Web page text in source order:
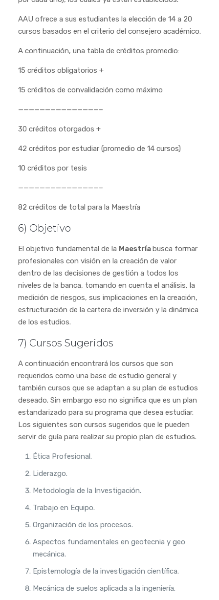
AAU ofrece a sus estudiantes la elección de 14 a 20
cursos basados en el criterio del consejero académico.
A continuación, una tabla de créditos promedio:
15 créditos obligatorios +
15 créditos de convalidación como máximo
———————————————–
30 créditos otorgados +
42 créditos por estudiar (promedio de 14 cursos)
10 créditos por tesis
———————————————–
82 créditos de total para la Maestría
6) Objetivo
El objetivo fundamental de la Maestríabusca formar
profesionales con visión en la creación de valor
dentro de las decisiones de gestión a todos los
niveles de la banca, tomando en cuenta el análisis, la
medición de riesgos, sus implicaciones en la creación,
estructuración de la cartera de inversión y la dinámica
de los estudios.
7) Cursos Sugeridos
A continuación encontrará los cursos que son
requeridos como una base de estudio general y
también cursos que se adaptan a su plan de estudios
deseado. Sin embargo eso no significa que es un plan
estandarizado para su programa que desea estudiar.
Los siguientes son cursos sugeridos que le pueden
servir de guía para realizar su propio plan de estudios.
Ética Profesional.
Liderazgo.
Metodología de la Investigación.
Trabajo en Equipo.
Organización de los procesos.
Aspectos fundamentales en geotecnia y geo
mecánica.
Epistemología de la investigación científica.
Mecánica de suelos aplicada a la ingeniería.